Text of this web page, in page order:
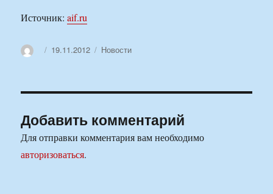
Источник:aif.ru
АвторОпубликовано
19.11.2012 Рубрики
Новости
Добавить комментарий
Для отправки комментария вам необходимо
авторизоваться.